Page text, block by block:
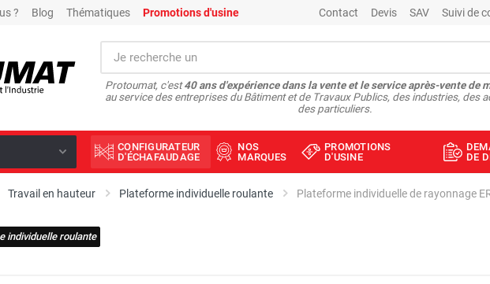
? Blog Thématiques Promotions d'usine Contact Devis SAV Suivi de
Protoumat, c'est40 ans d'expérience dans la vente et le service après-vente de
au service des entreprises du Bâtiment et de Travaux Publics, des industries, des
des particuliers.
CONFIGURATEUR
D'ÉCHAFAUDAGE
NOS
MARQUES
PROMOTIONS
D'USINE
DE
Travail en hauteur Plateforme individuelle roulante Plateforme individuelle de rayonnage
individuelle roulante